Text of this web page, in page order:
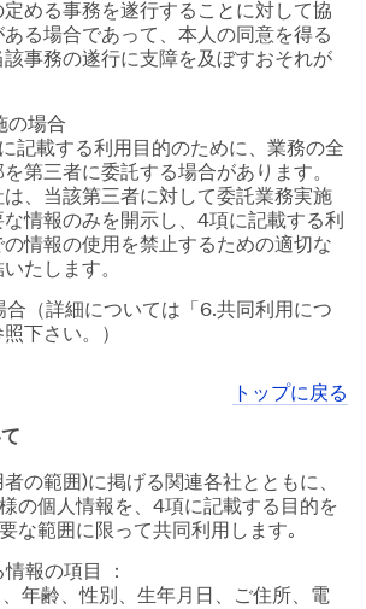
める事務を遂行することに対して協
る場合であって、本人の同意を得る
該事務の遂行に支障を及ぼすおそれが
の場合
記載する利用目的のために、業務の全
第三者に委託する場合があります。
は、当該第三者に対して委託業務実施
情報のみを開示し、4項に記載する利
情報の使用を禁止するための適切な
たします。
合（詳細については「6.共同利用につ
下さい。）
トップに戻る
の範囲)に掲げる関連各社とともに、
の個人情報を、4項に記載する目的を
な範囲に限って共同利用します｡
報の項目 ：
年齢、性別、生年月日、ご住所、電